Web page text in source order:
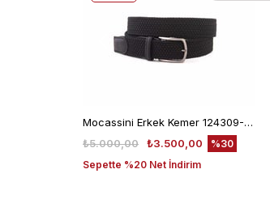
Mocassini Erkek Kemer 124309-100
₺3.500,00
₺5.000,00
Sepette %20 Net İndirim
%30